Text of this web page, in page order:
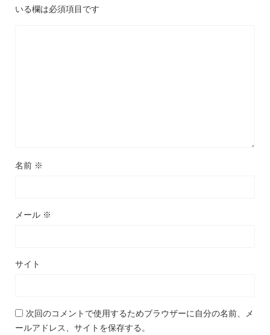
いる欄は必須項目です
名前 ※
メール ※
サイト
次回のコメントで使用するためブラウザーに自分の名前、メ
ールアドレス、サイトを保存する。